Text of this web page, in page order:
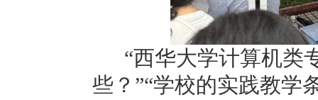
“西华大学计算机类
些？”“学校的实践教学